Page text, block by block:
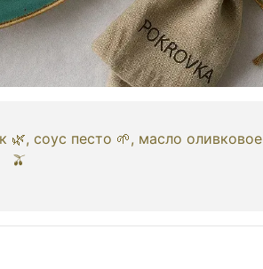
🌿, соус песто 🌱, масло оливковое
🫒